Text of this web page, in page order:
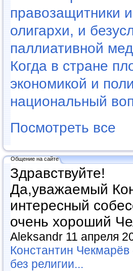
правозащитники и
олигархи, и
паллиативной
Когда в стране
экономикой и
национальный
Посмотреть все
Общение на сайте
Здравствуйте!
Да,уважаемый
интересный
очень хороший
Aleksandr 11 апреля
Константин
без религии...